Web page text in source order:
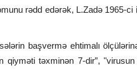
rədd edərək, L.Zadə 1965-ci
başvermə ehtimalı
qiyməti təxminən 7-dir”,